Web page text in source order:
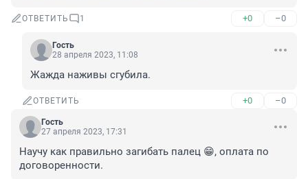
ОТВЕТИТЬ 1 +0 –0
Гость
28 апреля 2023, 11:08
Жажда наживы сгубила.
ОТВЕТИТЬ +0 –0
Гость
27 апреля 2023, 17:31
Научу как правильно загибать палец 😁, оплата по
договоренности.